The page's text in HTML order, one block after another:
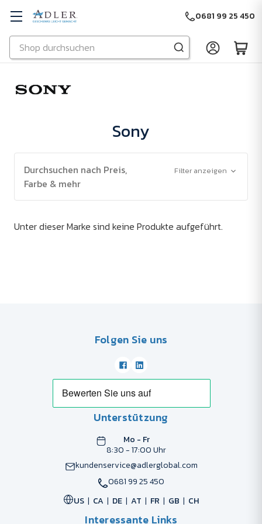
Zu Hauptinhalt springen
Suchen
0681 99 25 450
Sony
Durchsuchen nach Preis,
Farbe & mehr
Filter anzeigen
Unter dieser Marke sind keine Produkte aufgeführt.
Folgen Sie uns
Unterstützung
Mo - Fr
8:30 - 17:00 Uhr
kundenservice@adlerglobal.com
0681 99 25 450
US
CA DE AT FR GB CH
Interessante Links